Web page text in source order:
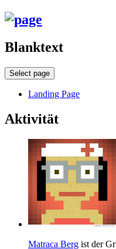
Blanktext
Select page
Landing Page
Aktivität
Matraca Berg ist der